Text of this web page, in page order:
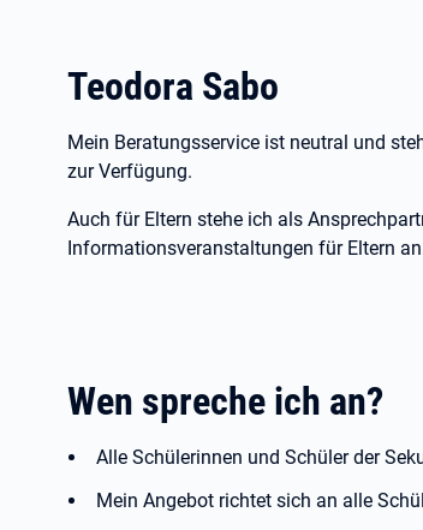
Teodora Sabo
Mein Beratungsservice ist neutral und
zur Verfügung.
Auch für Eltern stehe ich als
Informationsveranstaltungen für Eltern
Wen spreche ich an?
Alle Schülerinnen und Schüler der
Mein Angebot richtet sich an alle